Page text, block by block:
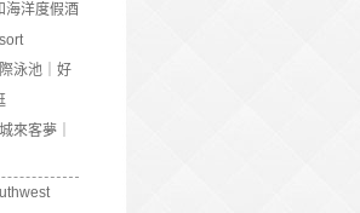
海洋度假酒
泳池｜好
來客夢｜